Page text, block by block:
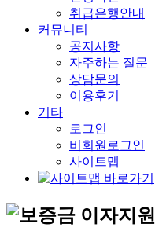
취급은행안내
커뮤니티
공지사항
자주하는 질문
상담문의
이용후기
기타
로그인
비회원로그인
사이트맵